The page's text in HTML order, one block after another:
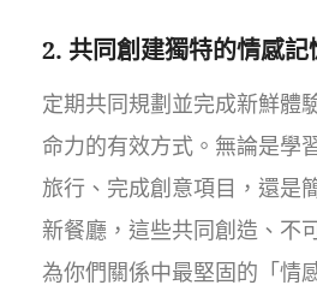
2. 共同創建獨特的情感記
定期共同規劃並完成新鮮體
命力的有效方式。無論是學
旅行、完成創意項目，還是
新餐廳，這些共同創造、不
為你們關係中最堅固的「情